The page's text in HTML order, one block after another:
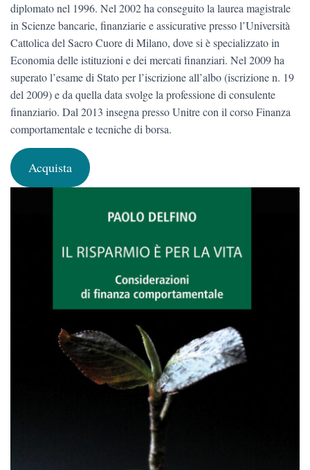
diplomato nel 1996. Nel 2002 ha conseguito la laurea magistrale
in Scienze bancarie, finanziarie e assicurative presso l’Università
Cattolica del Sacro Cuore di Milano, dove si è specializzato in
Economia delle istituzioni e dei mercati finanziari. Nel 2009 ha
superato l’esame di Stato per l’iscrizione all’albo (iscrizione n. 19
del 2009) e da quella data svolge la professione di consulente
finanziario. Dal 2013 insegna presso Unitre con il corso Finanza
comportamentale e tecniche di borsa.
Acquista